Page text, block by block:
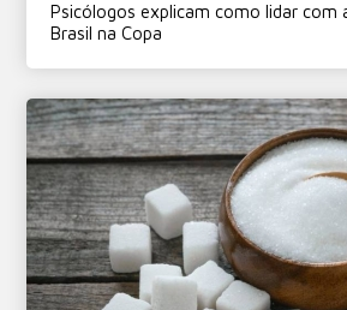
Psicólogos explicam como lidar com
Brasil na Copa